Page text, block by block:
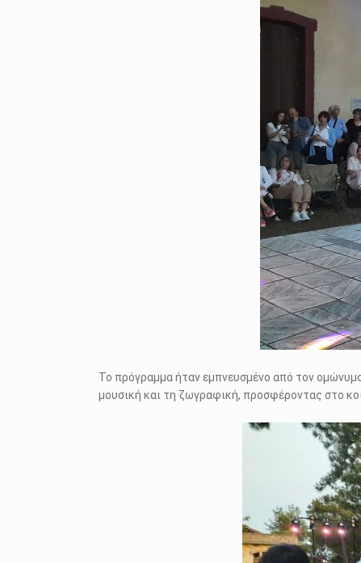
Το πρόγραμμα ήταν εμπνευσμένο από τον
μουσική και τη ζωγραφική, προσφέροντας στο